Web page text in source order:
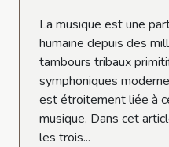
La musique est une
humaine depuis des
tambours tribaux
symphoniques
est étroitement liée à
musique. Dans cet
les trois...